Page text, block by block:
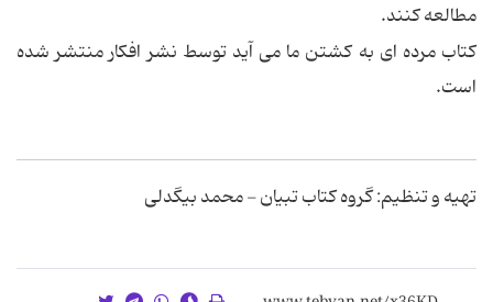
مطالعه کنند.
کتاب مرده ای به کشتن ما می آید توسط نشر افکار منتشر شده
است.
تهیه و تنظیم: گروه کتاب تبیان - محمد بیگدلی